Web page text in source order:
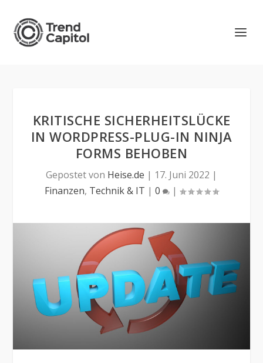
KRITISCHE SICHERHEITSLÜCKE
IN WORDPRESS-PLUG-IN NINJA
FORMS BEHOBEN
Gepostet von Heise.de | 17. Juni 2022 |
Finanzen, Technik & IT | 0 |